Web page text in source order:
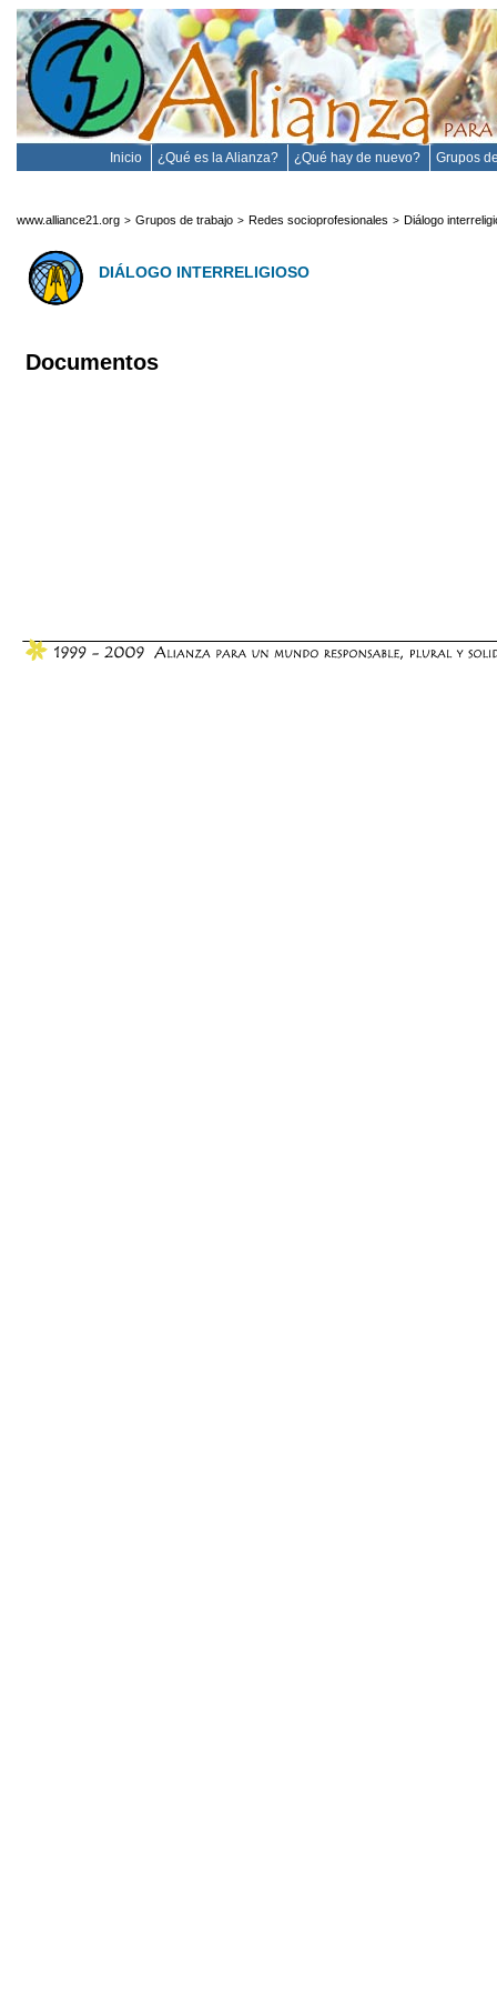
Inicio ¿Qué es la Alianza? ¿Qué hay de nuevo? Grupos
www.alliance21.org > Grupos de trabajo > Redes socioprofesionales > Diálogo
DIÁLOGO INTERRELIGIOSO
Documentos